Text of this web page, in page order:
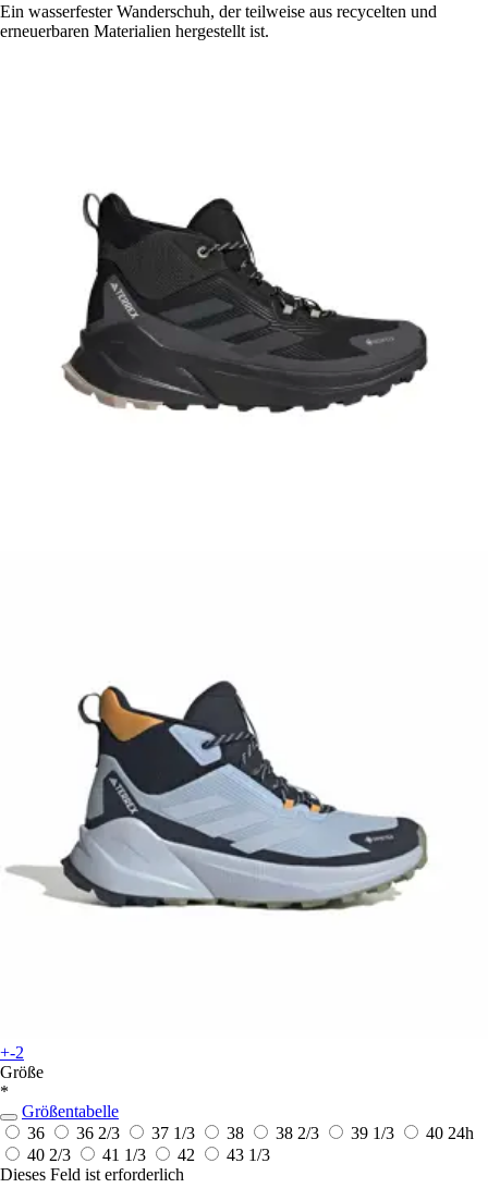
Ein wasserfester Wanderschuh, der teilweise aus recycelten und
erneuerbaren Materialien hergestellt ist.
+-2
Größe
*
Größentabelle
36
36 2/3 37 1/3 38 38 2/3 39 1/3 40 24h
40 2/3
41 1/3 42
43 1/3
Dieses Feld ist erforderlich